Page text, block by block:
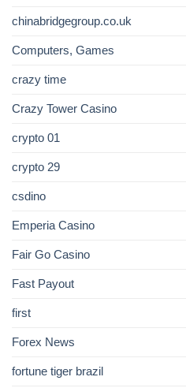
chinabridgegroup.co.uk
Computers, Games
crazy time
Crazy Tower Сasino
crypto 01
crypto 29
csdino
Emperia Casino
Fair Go Casino
Fast Payout
first
Forex News
fortune tiger brazil